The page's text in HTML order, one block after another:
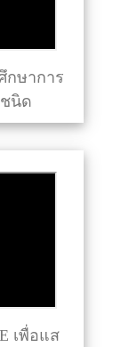
กษาการ
ชนิด
เพื่อแส